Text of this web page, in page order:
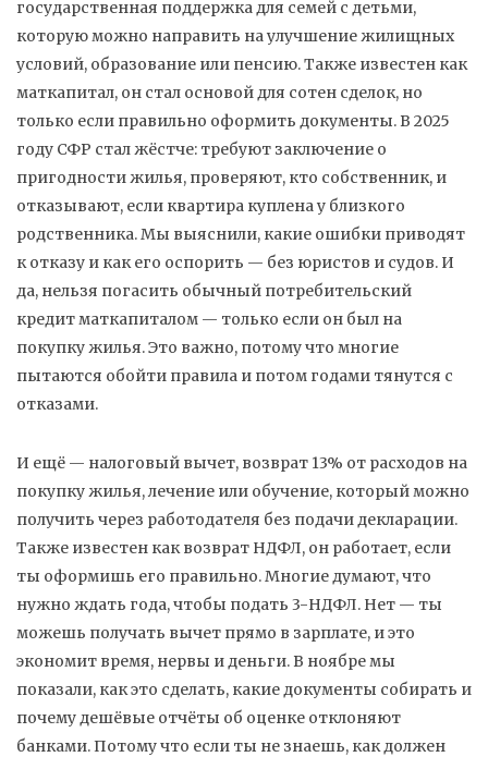
государственная поддержка для семей с детьми,
которую можно направить на улучшение жилищных
условий, образование или пенсию. Также известен как
маткапитал, он стал основой для сотен сделок, но
только если правильно оформить документы. В 2025
году СФР стал жёстче: требуют заключение о
пригодности жилья, проверяют, кто собственник, и
отказывают, если квартира куплена у близкого
родственника. Мы выяснили, какие ошибки приводят
к отказу и как его оспорить — без юристов и судов. И
да, нельзя погасить обычный потребительский
кредит маткапиталом — только если он был на
покупку жилья. Это важно, потому что многие
пытаются обойти правила и потом годами тянутся с
отказами.
И ещё — налоговый вычет, возврат 13% от расходов на
покупку жилья, лечение или обучение, который можно
получить через работодателя без подачи декларации.
Также известен каквозврат НДФЛ, он работает, если
ты оформишь его правильно. Многие думают, что
нужно ждать года, чтобы подать 3-НДФЛ. Нет — ты
можешь получать вычет прямо в зарплате, и это
экономит время, нервы и деньги.В ноябре мы
показали, как это сделать, какие документы собирать и
почему дешёвые отчёты об оценке отклоняют
банками. Потому что если ты не знаешь, как должен